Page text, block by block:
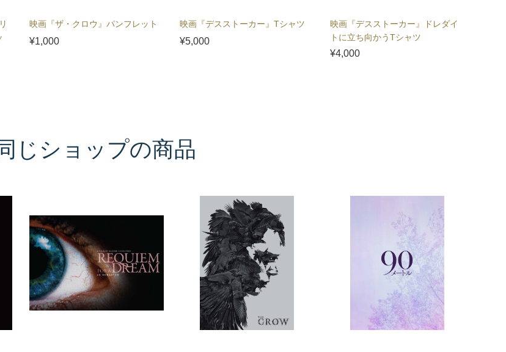
映画『ザ・クロウ』パンフレット
¥1,000
映画『デスストーカー』Tシャツ
¥5,000
映画『デスストーカー』ドレダイ
トに立ち向かうTシャツ
¥4,000
じショップの商品